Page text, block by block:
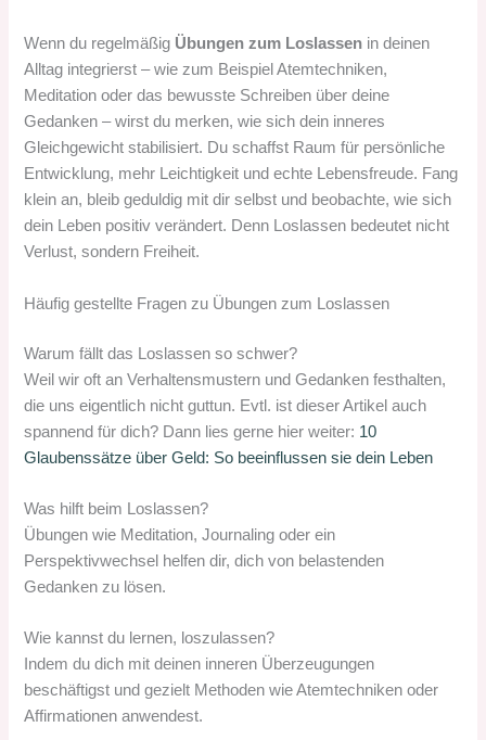
Wenn du regelmäßig Übungen zum Loslassen in deinen
Alltag integrierst – wie zum Beispiel Atemtechniken,
Meditation oder das bewusste Schreiben über deine
Gedanken – wirst du merken, wie sich dein inneres
Gleichgewicht stabilisiert. Du schaffst Raum für persönliche
Entwicklung, mehr Leichtigkeit und echte Lebensfreude. Fang
klein an, bleib geduldig mit dir selbst und beobachte, wie sich
dein Leben positiv verändert. Denn Loslassen bedeutet nicht
Verlust, sondern Freiheit.
Häufig gestellte Fragen zu Übungen zum Loslassen
Warum fällt das Loslassen so schwer?
Weil wir oft an Verhaltensmustern und Gedanken festhalten,
die uns eigentlich nicht guttun. Evtl. ist dieser Artikel auch
spannend für dich? Dann lies gerne hier weiter: 10
Glaubenssätze über Geld: So beeinflussen sie dein Leben
Was hilft beim Loslassen?
Übungen wie Meditation, Journaling oder ein
Perspektivwechsel helfen dir, dich von belastenden
Gedanken zu lösen.
Wie kannst du lernen, loszulassen?
Indem du dich mit deinen inneren Überzeugungen
beschäftigst und gezielt Methoden wie Atemtechniken oder
Affirmationen anwendest.